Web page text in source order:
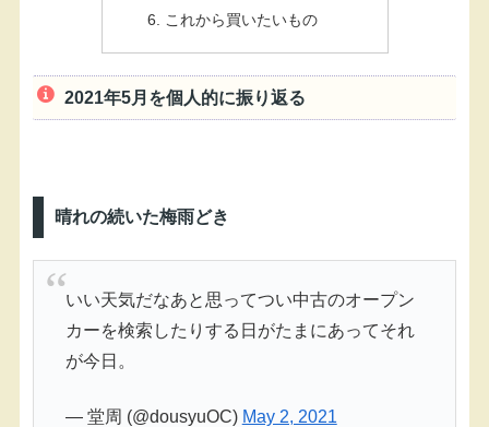
これから買いたいもの
2021年5月を個人的に振り返る
晴れの続いた梅雨どき
いい天気だなあと思ってつい中古のオープン
カーを検索したりする日がたまにあってそれ
が今日。
— 堂周 (@dousyuOC) May 2, 2021